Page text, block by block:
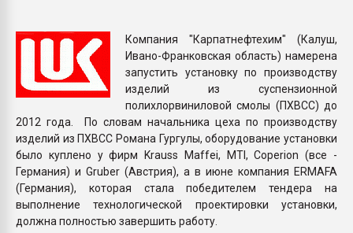
Компания "Карпатнефтехим" (Калуш,
Ивано-Франковская область) намерена
запустить установку по производству
изделий из суспензионной
полихлорвиниловой смолы (ПХВСС) до
2012 года. По словам начальника цеха по производству
изделий из ПХВСС Романа Гургулы, оборудование установки
было куплено у фирм Krauss Maffei, MTI, Coperion (все -
Германия) и Gruber (Австрия), а в июне компания ERMAFA
(Германия), которая стала победителем тендера на
выполнение технологической проектировки установки,
должна полностью завершить работу.